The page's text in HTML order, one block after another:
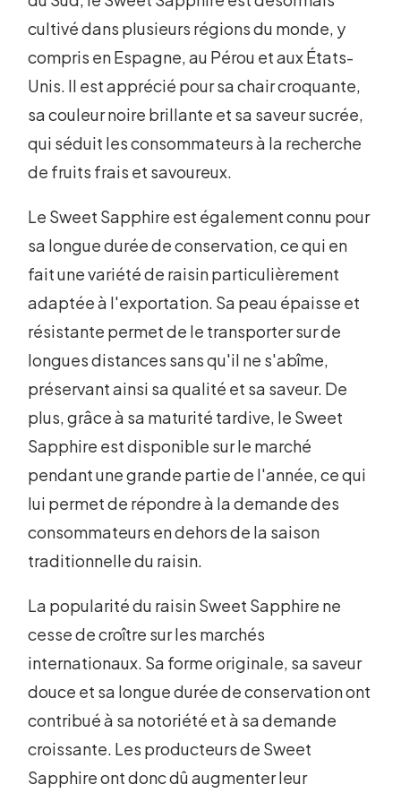
cultivé dans plusieurs régions du monde, y
compris en Espagne, au Pérou et aux États-
Unis. Il est apprécié pour sa chair croquante,
sa couleur noire brillante et sa saveur sucrée,
qui séduit les consommateurs à la recherche
de fruits frais et savoureux.
Le Sweet Sapphire est également connu pour
sa longue durée de conservation, ce qui en
fait une variété de raisin particulièrement
adaptée à l'exportation. Sa peau épaisse et
résistante permet de le transporter sur de
longues distances sans qu'il ne s'abîme,
préservant ainsi sa qualité et sa saveur. De
plus, grâce à sa maturité tardive, le Sweet
Sapphire est disponible sur le marché
pendant une grande partie de l'année, ce qui
lui permet de répondre à la demande des
consommateurs en dehors de la saison
traditionnelle du raisin.
La popularité du raisin Sweet Sapphire ne
cesse de croître sur les marchés
internationaux. Sa forme originale, sa saveur
douce et sa longue durée de conservation ont
contribué à sa notoriété et à sa demande
croissante. Les producteurs de Sweet
Sapphire ont donc dû augmenter leur